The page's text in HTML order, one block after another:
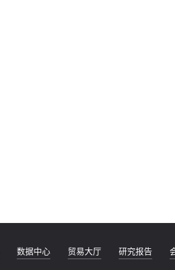
数据中心 贸易大厅 研究报告